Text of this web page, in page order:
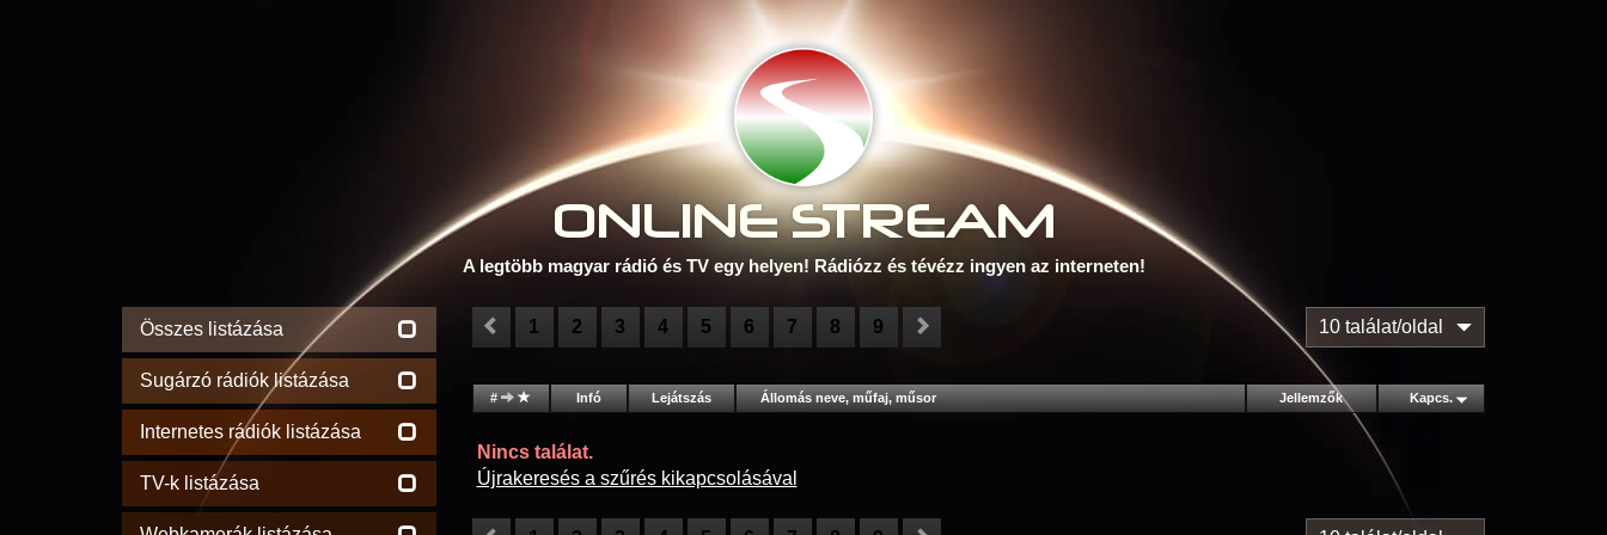
ONLINE STREAM
A legtöbb magyar rádió és TV egy helyen! Rádiózz és tévézz ingyen az interneten!
Összes listázása
Sugárzó rádiók listázása
Internetes rádiók listázása
TV-k listázása
1 2 3 4 5 6 7 8 9 10 találat/oldal
# Infó Lejátszás Állomás neve, műfaj, műsor Jellemzők Kapcs.
Nincs találat.
Újrakeresés a szűrés kikapcsolásával